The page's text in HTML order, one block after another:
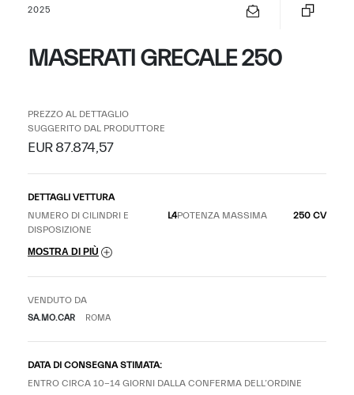
MASERATI GRECALE 250
2025
PREZZO AL DETTAGLIO
SUGGERITO DAL PRODUTTORE
EUR 87.874,57
DETTAGLI VETTURA
NUMERO DI CILINDRI E
DISPOSIZIONE
L4POTENZA MASSIMA 250 CV
MOSTRA DI PIÙ
VENDUTO DA
SA.MO.CAR ROMA
DATA DI CONSEGNA STIMATA:
ENTRO CIRCA 10-14 GIORNI DALLA CONFERMA DELL’ORDINE